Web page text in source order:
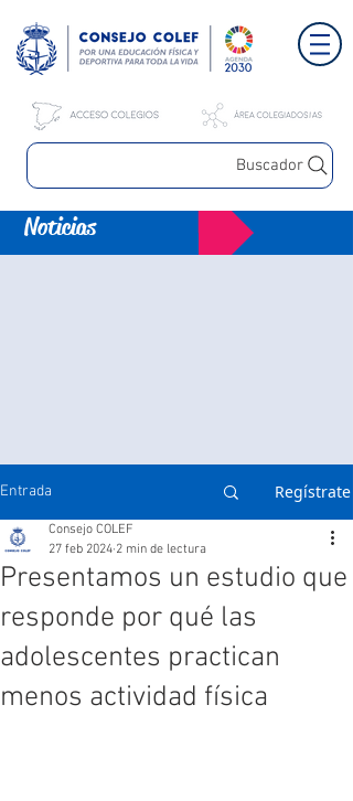
Buscador
Noticias
Entrada Regístrate
Presentamos un estudio que
responde por qué las
adolescentes practican
menos actividad física
Consejo COLEF
27 feb 2024 2 min de lectura